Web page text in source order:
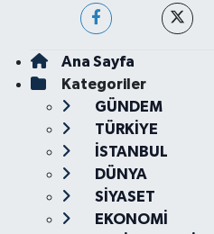
Ana Sayfa
Kategoriler
GÜNDEM
TÜRKİYE
İSTANBUL
DÜNYA
SİYASET
EKONOMİ